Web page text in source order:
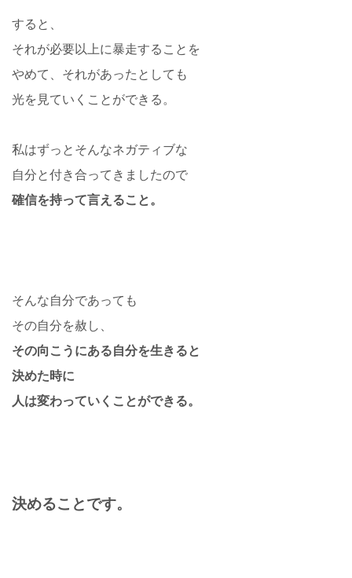
すると、
それが必要以上に暴走することを
やめて、それがあったとしても
光を見ていくことができる。
私はずっとそんなネガティブな
自分と付き合ってきましたので
確信を持って言えること。
そんな自分であっても
その自分を赦し、
その向こうにある自分を生きると
決めた時に
人は変わっていくことができる。
決めることです。